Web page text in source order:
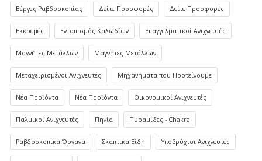
Βέργες Ραβδοσκοπίας Δείτε Προσφορές Δείτε Προσφορές
Εκκρεμές Εντοπισμός Καλωδίων Επαγγελματικοί Ανιχνευτές
Μαγνήτες Μετάλλων Μαγνήτες Μετάλλων
Μεταχειρισμένοι Ανιχνευτές Μηχανήματα που Προτείνουμε
Νέα Προϊόντα Νέα Προϊόντα Οικονομικοί Ανιχνευτές
Παλμικοί Ανιχνευτές Πηνία Πυραμίδες - Chakra
Ραβδοσκοπικά Όργανα Σκαπτικά Είδη Υποβρύχιοι Ανιχνευτές